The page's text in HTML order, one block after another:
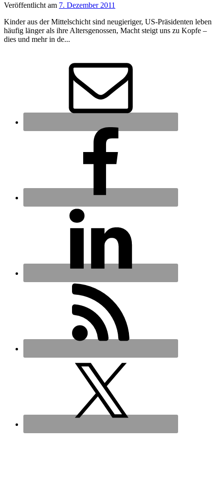
Veröffentlicht am 7. Dezember 2011
Kinder aus der Mittelschicht sind neugieriger, US-Präsidenten leben
häufig länger als ihre Altersgenossen, Macht steigt uns zu Kopfe –
dies und mehr in de...